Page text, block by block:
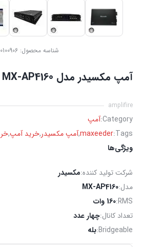
شناسه محصول:
آمپ مکسیدر مدل MX-AP4160
amplifire
Category:آمپ
Tags:
maxeeder
,آمپ مکسیدر,خرید آمپ,
ویژگی‌ها
شرکت تولید کننده:مکسیدر
مدل:MX-AP4160
RMS:160 وات
تعداد کانال:چهار عدد
Bridgeable:بله